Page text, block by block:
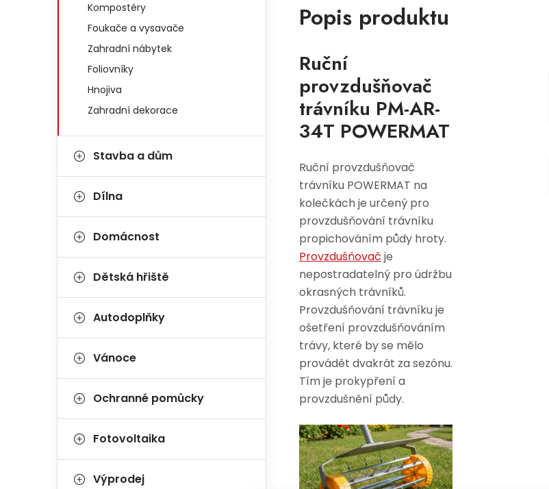
Kompostéry
Foukače a vysavače
Zahradní nábytek
Foliovníky
Hnojiva
Zahradní dekorace
Stavba a dům
Dílna
Domácnost
Dětská hřiště
Autodoplňky
Vánoce
Ochranné pomůcky
Fotovoltaika
Výprodej
Popis produktu
Ruční
provzdušňovač
trávníku PM-AR-
34T POWERMAT
Ruční provzdušňovač
trávníku POWERMAT na
kolečkách je určený pro
provzdušňování trávníku
propichováním půdy hroty.
Provzdušňovač je
nepostradatelný pro údržbu
okrasných trávníků.
Provzdušňování trávníku je
ošetření provzdušňováním
trávy, které by se mělo
provádět dvakrát za sezónu.
Tím je prokypření a
provzdušnění půdy.